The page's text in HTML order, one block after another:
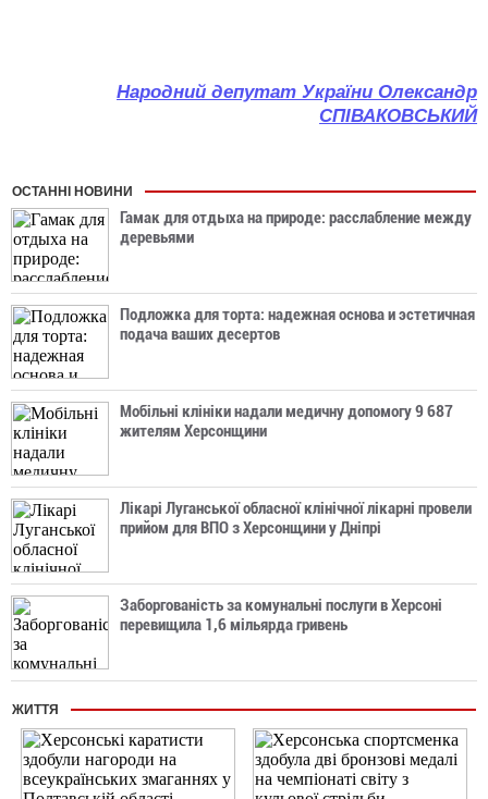
Народний депутат України Олександр
СПІВАКОВСЬКИЙ
ОСТАННІ НОВИНИ
Гамак для отдыха на природе: расслабление между
деревьями
Подложка для торта: надежная основа и эстетичная
подача ваших десертов
Мобільні клініки надали медичну допомогу 9 687
жителям Херсонщини
Лікарі Луганської обласної клінічної лікарні провели
прийом для ВПО з Херсонщини у Дніпрі
Заборгованість за комунальні послуги в Херсоні
перевищила 1,6 мільярда гривень
ЖИТТЯ